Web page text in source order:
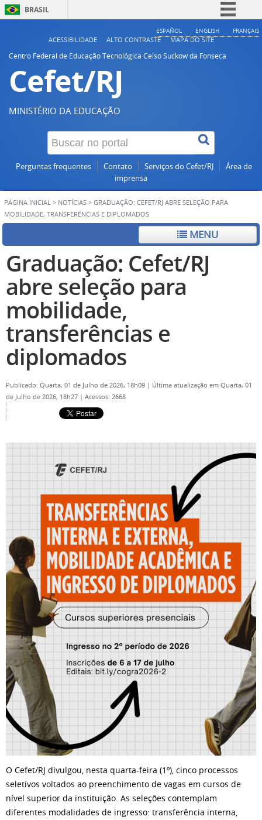
BRASIL
Simplifique!
ESPAÑOL ENGLISH FRANÇAIS
ACESSIBILIDADE ALTO CONTRASTE
MAPA DO SITE
Centro Federal de Educação Tecnológica Celso Suckow da Fonseca
Cefet/RJ
MINISTÉRIO DA EDUCAÇÃO
Perguntas frequentes Contato Serviços do Cefet/RJ
Área de
imprensa
PÁGINA INICIAL > NOTÍCIAS > GRADUAÇÃO: CEFET/RJ ABRE SELEÇÃO PARA
MOBILIDADE, TRANSFERÊNCIAS E DIPLOMADOS
MENU
Graduação: Cefet/RJ
abre seleção para
mobilidade,
transferências e
diplomados
Publicado: Quarta, 01 de Julho de 2026, 18h09 | Última atualização em Quarta, 01
de Julho de 2026, 18h27 | Acessos: 2668
O Cefet/RJ divulgou, nesta quarta-feira (1º), cinco processos
seletivos voltados ao preenchimento de vagas em cursos de
nível superior da instituição. As seleções contemplam
diferentes modalidades de ingresso: transferência interna,